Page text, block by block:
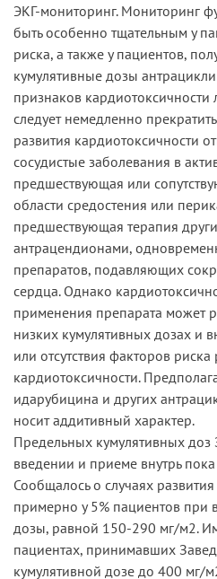
ЭКГ-мониторинг. Мониторинг
быть особенно тщательным у
риска, а также у пациентов,
кумулятивные дозы
признаков кардиотоксичности
следует немедленно
развития кардиотоксичности
сосудистые заболевания в
предшествующая или
области средостения или
предшествующая терапия
антрацендионами,
препаратов, подавляющих
сердца. Однако
применения препарата может
низких кумулятивных дозах и
или отсутствия факторов риска
кардиотоксичности.
идарубицина и других
носит аддитивный характер.
Предельных кумулятивных доз
введении и приеме внутрь
Сообщалось о случаях
примерно у 5% пациентов при
дозы, равной 150-290 мг/м2.
пациентах, принимавших
кумулятивной дозе до 400 мг/